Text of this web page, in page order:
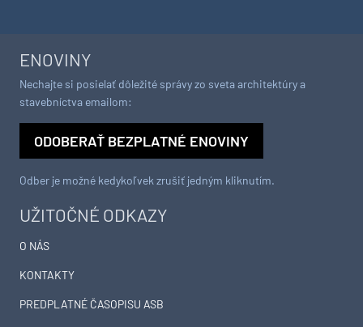
UŽITOČNÉ ODKAZY
O NÁS
KONTAKTY
PREDPLATNÉ ČASOPISU ASB
ENOVINY
Nechajte si posielať dôležité správy zo sveta architektúry a
stavebníctva emailom:
ODOBERAŤ BEZPLATNÉ ENOVINY
Odber je možné kedykoľvek zrušiť jedným kliknutím.